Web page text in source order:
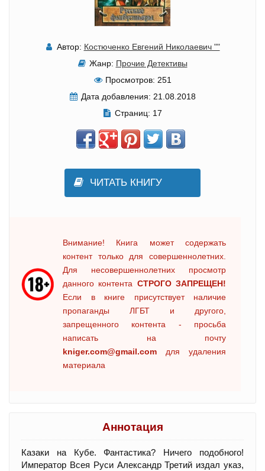
Автор: Костюченко Евгений Николаевич ""
Жанр: Прочие Детективы
Просмотров: 251
Дата добавления: 21.08.2018
Страниц: 17
ЧИТАТЬ КНИГУ
Внимание! Книга может содержать
контент только для совершеннолетних.
Для несовершеннолетних просмотр
данного контента СТРОГО ЗАПРЕЩЕН!
Если в книге присутствует наличие
пропаганды ЛГБТ и другого,
запрещенного контента - просьба
написать на почту
kniger.com@gmail.com для удаления
материала
Аннотация
Казаки на Кубе. Фантастика? Ничего подобного!
Император Всея Руси Александр Третий издал указ,